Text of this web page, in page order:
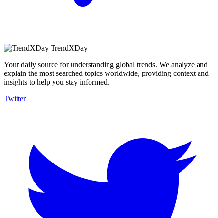
TrendXDay
Your daily source for understanding global trends. We analyze and
explain the most searched topics worldwide, providing context and
insights to help you stay informed.
Twitter